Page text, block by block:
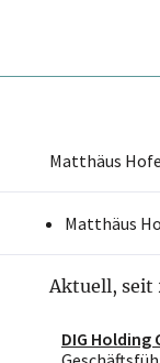
Matthäus
Matthäus
Aktuell, seit
DIG Holding